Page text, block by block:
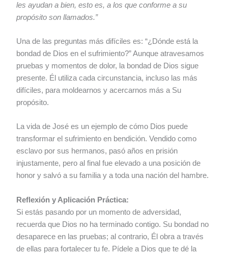
les ayudan a bien, esto es, a los que conforme a su
propósito son llamados.”
Una de las preguntas más difíciles es: “¿Dónde está la
bondad de Dios en el sufrimiento?” Aunque atravesamos
pruebas y momentos de dolor, la bondad de Dios sigue
presente. Él utiliza cada circunstancia, incluso las más
difíciles, para moldearnos y acercarnos más a Su
propósito.
La vida de José es un ejemplo de cómo Dios puede
transformar el sufrimiento en bendición. Vendido como
esclavo por sus hermanos, pasó años en prisión
injustamente, pero al final fue elevado a una posición de
honor y salvó a su familia y a toda una nación del hambre.
Reflexión y Aplicación Práctica:
Si estás pasando por un momento de adversidad,
recuerda que Dios no ha terminado contigo. Su bondad no
desaparece en las pruebas; al contrario, Él obra a través
de ellas para fortalecer tu fe. Pídele a Dios que te dé la